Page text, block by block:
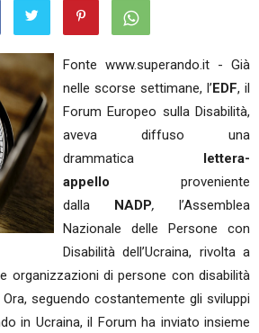
Fonte www.superando.it - Già
nelle scorse settimane, l’EDF, il
Forum Europeo sulla Disabilità,
aveva diffuso una
drammatica lettera-
appello proveniente
dalla NADP, l’Assemblea
Nazionale delle Persone con
Disabilità dell’Ucraina, rivolta a
organizzazioni di persone con disabilità
Ora, seguendo costantemente gli sviluppi
in Ucraina, il Forum ha inviato insieme